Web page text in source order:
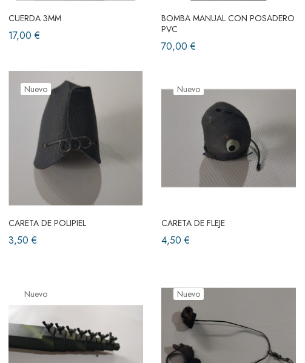
CUERDA 3MM
17,00 €
BOMBA MANUAL CON POSADERO
PVC
70,00 €
Nuevo
CARETA DE POLIPIEL
3,50 €
Nuevo
CARETA DE FLEJE
4,50 €
Nuevo Nuevo